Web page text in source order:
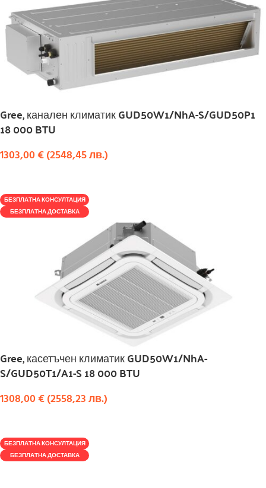
Gree, канален климатик GUD50W1/NhA-S/GUD50P1
18 000 BTU
1303,00€(2548,45лв.)
БЕЗПЛАТНА КОНСУЛТАЦИЯ
БЕЗПЛАТНА ДОСТАВКА
Gree, касетъчен климатик GUD50W1/NhA-
S/GUD50T1/A1-S 18 000 BTU
1308,00€(2558,23лв.)
БЕЗПЛАТНА КОНСУЛТАЦИЯ
БЕЗПЛАТНА ДОСТАВКА